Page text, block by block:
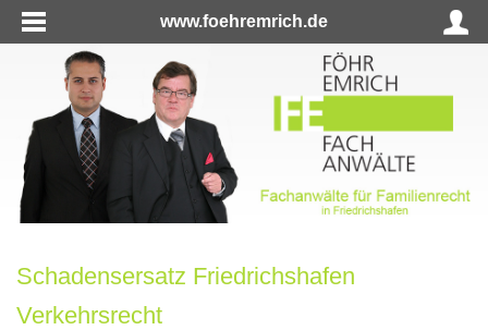
www.foehremrich.de
Schadensersatz Friedrichshafen
Verkehrsrecht